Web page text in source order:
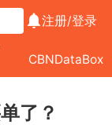
注册/登录
CBNDataBox
了？